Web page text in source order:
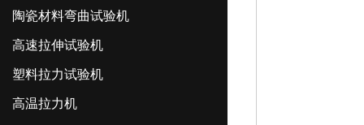
陶瓷材料弯曲试验机
高速拉伸试验机
塑料拉力试验机
高温拉力机